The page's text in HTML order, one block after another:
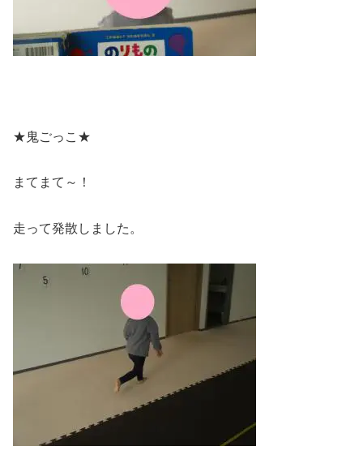
★鬼ごっこ★
まてまて～！
走って発散しました。